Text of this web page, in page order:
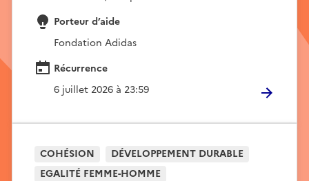
Porteur d’aide
Fondation Adidas
Récurrence
6 juillet 2026 à 23:59
COHÉSION
DÉVELOPPEMENT DURABLE
EGALITÉ FEMME-HOMME